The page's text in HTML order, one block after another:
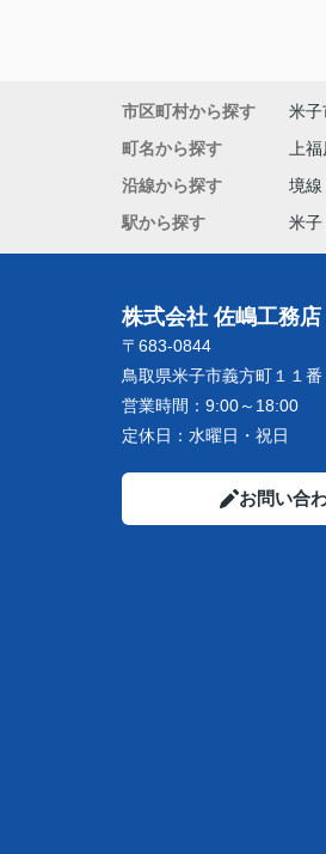
市区町村から探す 米子
町名から探す
上
沿線から探す
境線
駅から探す
米子
株式会社 佐嶋工務
〒683-0844
鳥取県米子市義方町１１
営業時間： 9:00～18:00
定休日： 水曜日・祝日
お問い合